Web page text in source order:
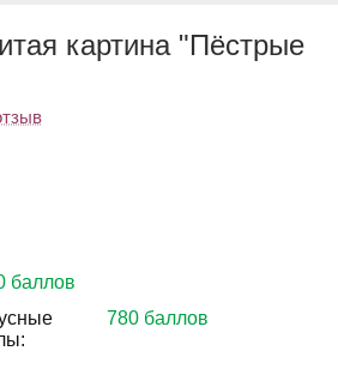
картина "Пёстрые
баллов
780 баллов